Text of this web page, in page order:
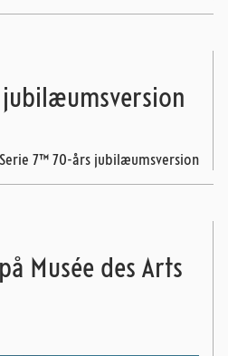
Musée des Arts